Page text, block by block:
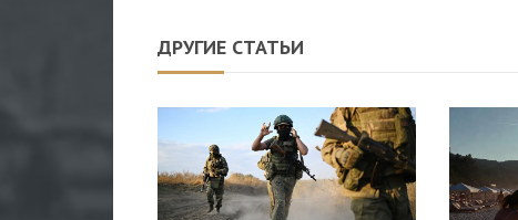
ДРУГИЕ СТАТЬИ